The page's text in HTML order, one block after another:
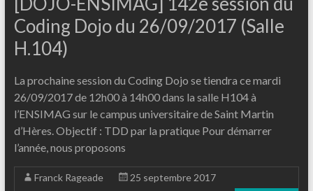
Coding Dojo du 26/09/2017 (Salle
H.104)
La prochaine session du Coding Dojo se tiendra ce mardi
26/09/2017 de 12h00 à 14h00 dans la salle H104 à
l’ENSIMAG sur le campus universitaire de Saint Martin
d’Hères. Objectif : TDD par la pratique Pour démarrer
l’année, nous proposons
Franck Rageade
25 septembre 2017